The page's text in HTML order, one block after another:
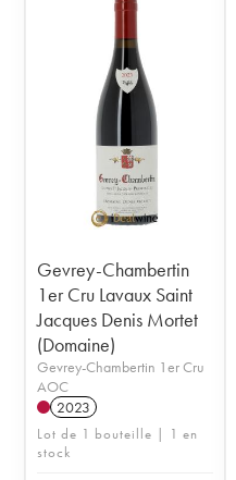
Gevrey-Chambertin
1er Cru Lavaux Saint
Jacques Denis Mortet
(Domaine)
Gevrey-Chambertin 1er Cru
AOC
2023
Lot de 1 bouteille | 1 en
stock